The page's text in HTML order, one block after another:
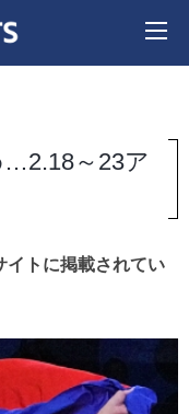
…2.18～23ア
トに掲載されてい